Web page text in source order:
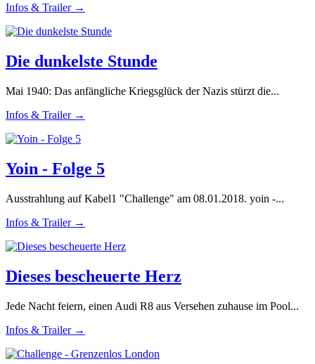
Infos & Trailer →
Die dunkelste Stunde
Mai 1940: Das anfängliche Kriegsglück der Nazis stürzt die...
Infos & Trailer →
Yoin - Folge 5
Ausstrahlung auf Kabel1 "Challenge" am 08.01.2018. yoin -...
Infos & Trailer →
Dieses bescheuerte Herz
Jede Nacht feiern, einen Audi R8 aus Versehen zuhause im Pool...
Infos & Trailer →